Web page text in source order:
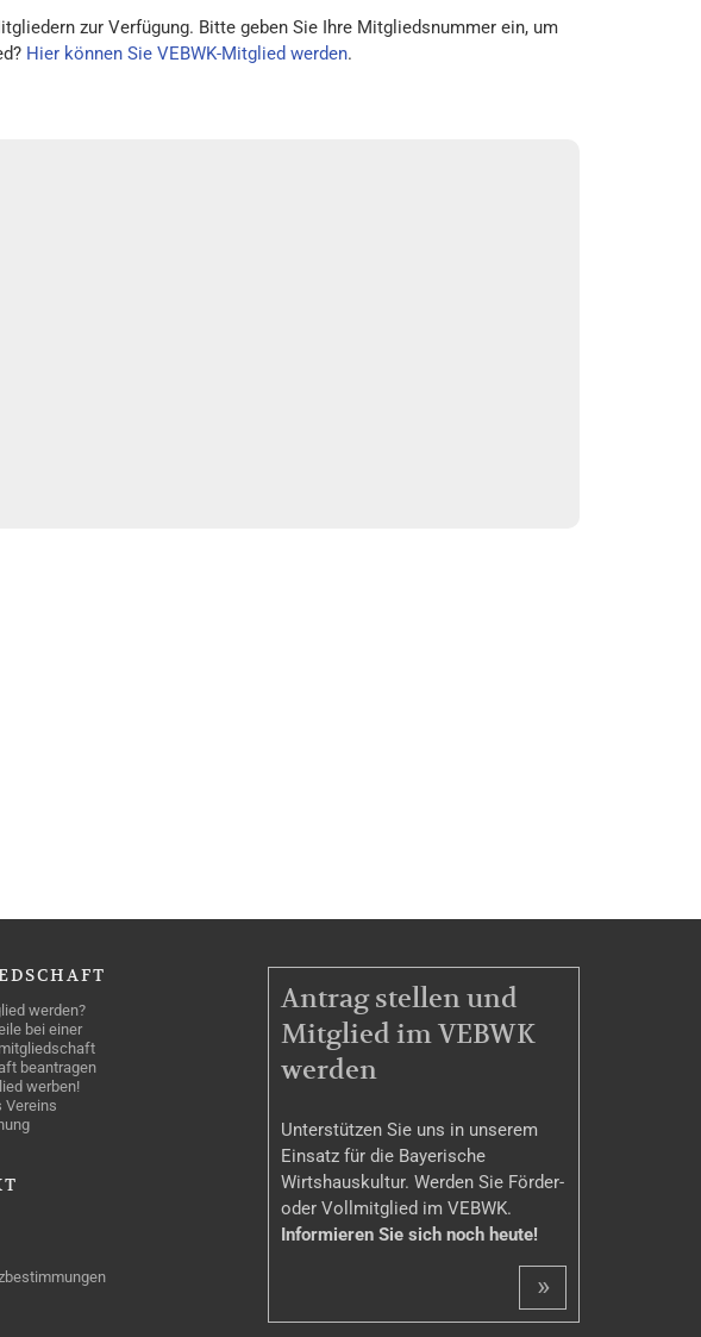
zur Verfügung. Bitte geben Sie Ihre Mitgliedsnummer ein, um
Hier können Sie VEBWK-Mitglied werden.
werden?
bei einer
beantragen
werben!
Vereins
MITGLIEDSCHAFT
Antrag stellen und
Mitglied im VEBWK
werden
Unterstützen Sie uns in unserem
Einsatz für die Bayerische
Wirtshauskultur. Werden Sie Förder-
oder Vollmitglied im VEBWK.
Informieren Sie sich noch heute!
»